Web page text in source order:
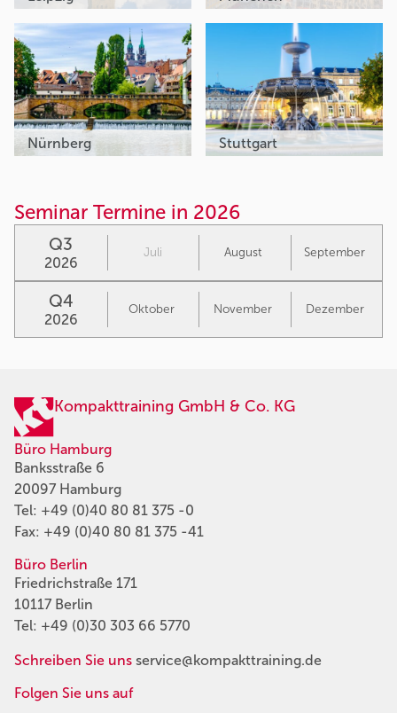
Nürnberg Stuttgart
Seminar Termine in 2026
Q3
2026
Juli August September
Q4
2026
Oktober November Dezember
Kompakttraining GmbH & Co. KG
Büro Hamburg
Banksstraße 6
20097 Hamburg
Tel: +49 (0)40 80 81 375 -0
Fax: +49 (0)40 80 81 375 -41
Büro Berlin
Friedrichstraße 171
10117 Berlin
Tel: +49 (0)30 303 66 5770
Schreiben Sie uns service@kompakttraining.de
Folgen Sie uns auf